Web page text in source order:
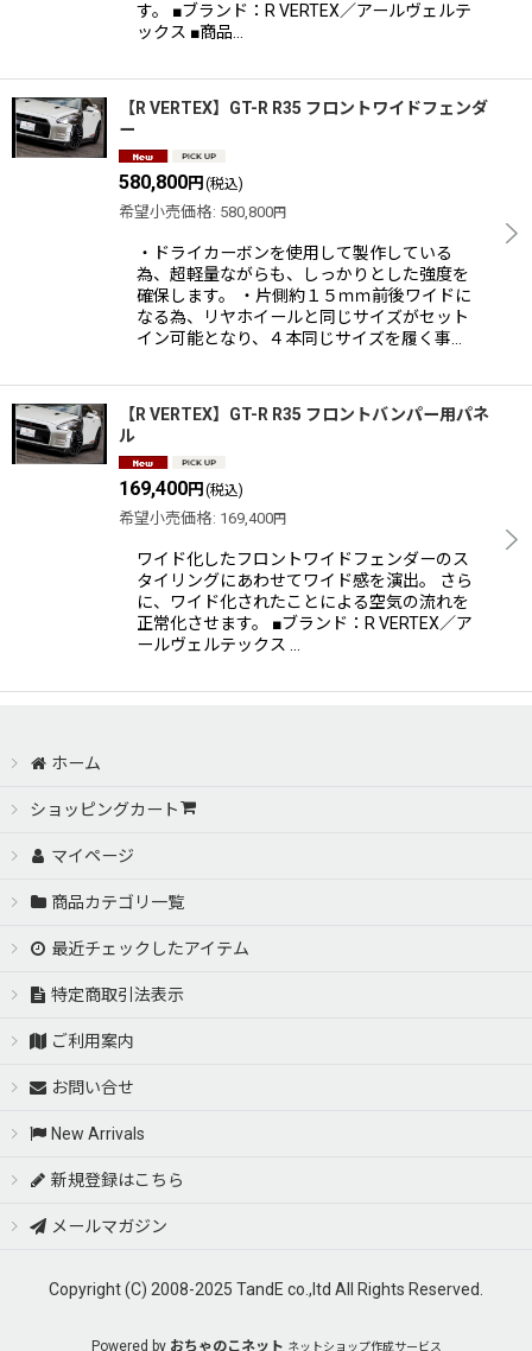
す。 ■ブランド：R VERTEX／アールヴェルテ
ックス ■商品…
【R VERTEX】GT-R R35 フロントワイドフェンダ
ー
580,800円 (税込)
希望小売価格: 580,800円
・ドライカーボンを使用して製作している
為、超軽量ながらも、しっかりとした強度を
確保します。 ・片側約１５ｍｍ前後ワイドに
なる為、リヤホイールと同じサイズがセット
イン可能となり、４本同じサイズを履く事…
【R VERTEX】GT-R R35 フロントバンパー用パネ
ル
169,400円 (税込)
希望小売価格: 169,400円
ワイド化したフロントワイドフェンダーのス
タイリングにあわせてワイド感を演出。 さら
に、ワイド化されたことによる空気の流れを
正常化させます。 ■ブランド：R VERTEX／ア
ールヴェルテックス …
ホーム
ショッピングカート
マイページ
商品カテゴリ一覧
最近チェックしたアイテム
特定商取引法表示
ご利用案内
お問い合せ
New Arrivals
新規登録はこちら
メールマガジン
Copyright (C) 2008-2025 TandE co.,ltd All Rights Reserved.
Powered by おちゃのこネット ネットショップ作成サービス